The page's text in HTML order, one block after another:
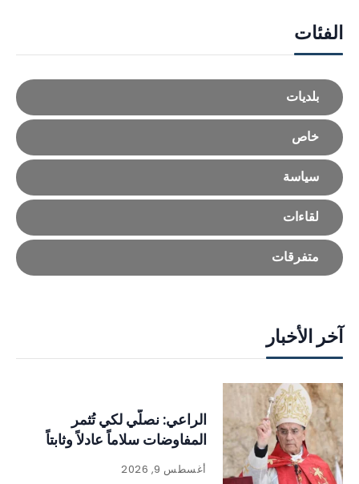
الفئات
بلديات
خاص
سياسة
لقاءات
متفرقات
آخر الأخبار
الراعي: نصلّي لكي تُثمر
المفاوضات سلاماً عادلاً وثابتاً
أغسطس 9, 2026